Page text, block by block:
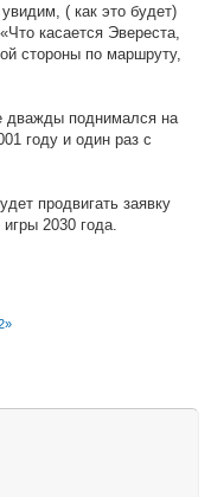
( как это будет)
касается Эвереста,
стороны по маршруту,
дважды поднимался на
году и один раз с
продвигать заявку
2030 года.